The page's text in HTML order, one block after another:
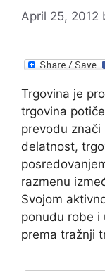
April 25, 2012
Trgovina je
trgovina
prevodu znači
delatnost,
razmenu
Svojom
ponudu robe i
prema tražnji